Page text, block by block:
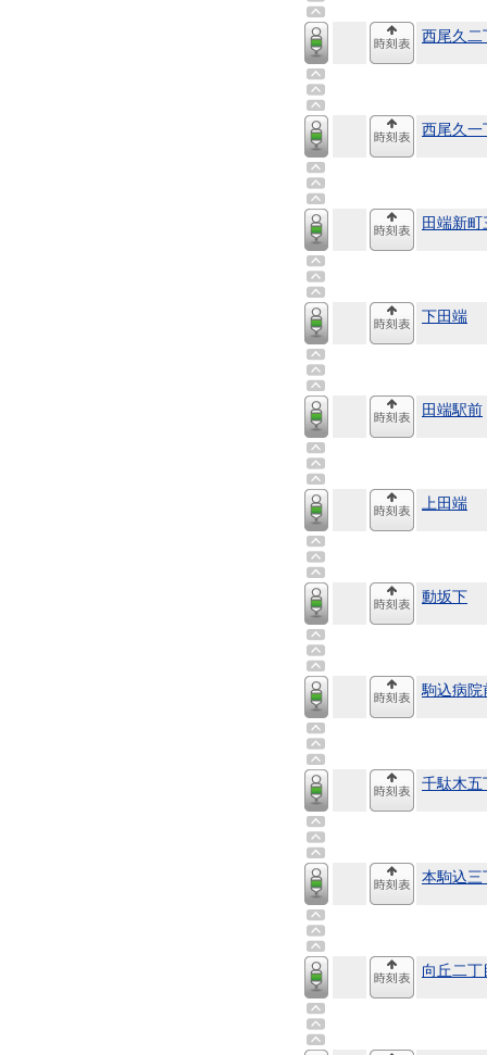
西尾久二
西尾久一
田端新
下田端
田端駅前
上田端
動坂下
駒込病院
千駄木五
本駒込三
向丘二丁